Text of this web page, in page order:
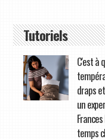
Tutoriels
C'est à
draps
un
temps